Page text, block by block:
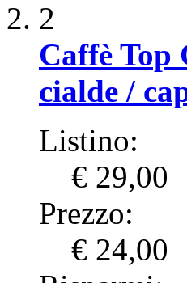
2
Caffè Top
cialde /
Listino:
€ 29,00
Prezzo:
€ 24,00